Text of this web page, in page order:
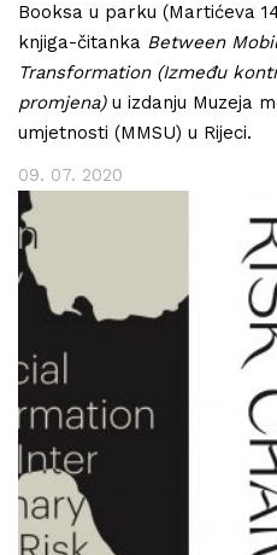
Booksa u parku (Martićeva
knjiga-čitanka Between
Transformation (Između
promjena)u izdanju Muzeja
umjetnosti (MMSU) u Rijeci.
09. 07. 2020